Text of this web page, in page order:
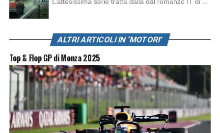
secondo gradino del podio e infine un fantastico Enea
L’attesissima serie tratta dalla dal romanzo IT di Stephen King, arriverà anche in Italia, molto prima del previsto, dato che nei giorni precedenti HBO Max ha rivelato la data di uscita negli Stati Uniti, è giunto il momento anche per l’Italia. La nuova serie drammatica creata dal regista Andy Muschietti, basata sul romanzo best seller […]
ALTRI ARTICOLI IN ‘MOTORI’
Top & Flop GP di Monza 2025